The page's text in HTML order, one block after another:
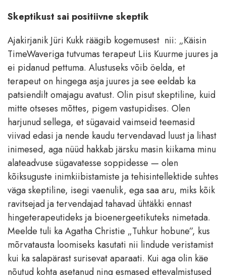
Skeptikust sai positiivne skeptik
Ajakirjanik Jüri Kukk räägib kogemusest nii: „Käisin
TimeWaveriga tutvumas terapeut Liis Kuurme juures ja
ei pidanud pettuma. Alustuseks võib öelda, et
terapeut on hingega asja juures ja see eeldab ka
patsiendilt omajagu avatust. Olin pisut skeptiline, kuid
mitte otseses mõttes, pigem vastupidises. Olen
harjunud sellega, et sügavaid vaimseid teemasid
viivad edasi ja nende kaudu tervendavad luust ja lihast
inimesed, aga nüüd hakkab järsku masin kiikama minu
alateadvuse sügavatesse soppidesse — olen
kõiksuguste inimkiibistamiste ja tehisintellektide suhtes
väga skeptiline, isegi vaenulik, ega saa aru, miks kõik
ravitsejad ja tervendajad tahavad ühtäkki ennast
hingeterapeutideks ja bioenergeetikuteks nimetada.
Meelde tuli ka Agatha Christie „Tuhkur hobune”, kus
mõrvatausta loomiseks kasutati nii lindude veristamist
kui ka salapärast surisevat aparaati. Kui aga olin käe
nõutud kohta asetanud ning esmased ettevalmistused